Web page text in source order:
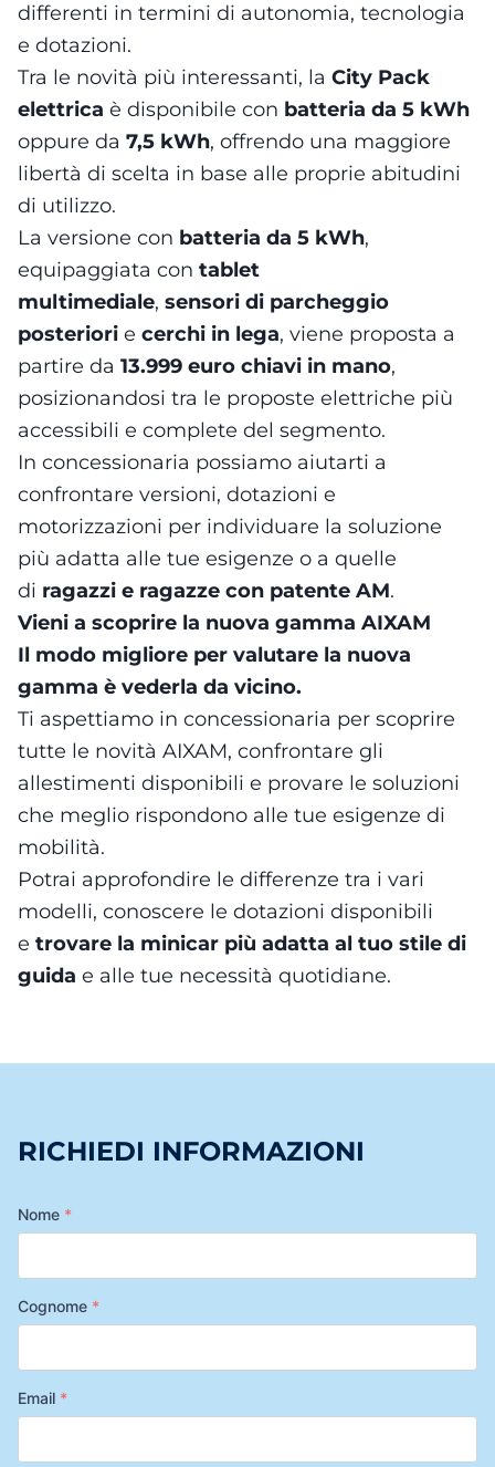
differenti in termini di autonomia, tecnologia
e dotazioni.
Tra le novità più interessanti, la City Pack
elettrica è disponibile con batteria da 5 kWh
oppure da 7,5 kWh, offrendo una maggiore
libertà di scelta in base alle proprie abitudini
di utilizzo.
La versione con batteria da 5 kWh,
equipaggiata con tablet
multimediale, sensori di parcheggio
posteriori e cerchi in lega, viene proposta a
partire da 13.999 euro chiavi in mano,
posizionandosi tra le proposte elettriche più
accessibili e complete del segmento.
In concessionaria possiamo aiutarti a
confrontare versioni, dotazioni e
motorizzazioni per individuare la soluzione
più adatta alle tue esigenze o a quelle
di ragazzi e ragazze con patente AM.
Vieni a scoprire la nuova gamma AIXAM
Il modo migliore per valutare la nuova
gamma è vederla da vicino.
Ti aspettiamo in concessionaria per scoprire
tutte le novità AIXAM, confrontare gli
allestimenti disponibili e provare le soluzioni
che meglio rispondono alle tue esigenze di
mobilità.
Potrai approfondire le differenze tra i vari
modelli, conoscere le dotazioni disponibili
e trovare la minicar più adatta al tuo stile di
guida e alle tue necessità quotidiane.
RICHIEDI INFORMAZIONI
Nome *
Cognome *
Email *